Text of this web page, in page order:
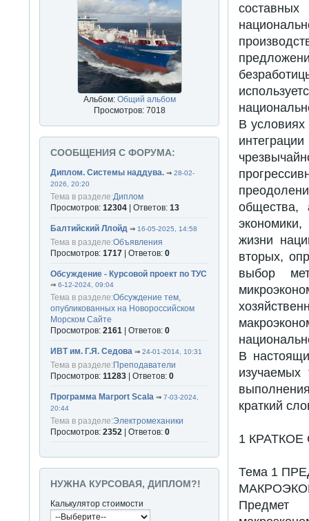
В
общества,
экономики,
жизни
вторых,
выбор
В
краткий
1
Тема 1
Альбом: Общий альбом
Просмотров: 7018
СООБЩЕНИЯ С ФОРУМА:
Диплом. Системы наддува. ⇒28-02-
2026, 20:20
Тема в разделе:Диплом
Просмотров:12304 | Ответов:13
Балтийский Ллойд ⇒16-05-2025, 14:58
Тема в разделе:Объявления
Просмотров:1717 | Ответов:0
Обсуждение - Курсовой проект по ТУС
⇒6-12-2024, 09:04
Тема в разделе:Обсуждение тем,
опубликованных на Новороссийском
Морском Сайте
Просмотров:2161 | Ответов:0
ИВТ им. Г.Я. Седова ⇒24-01-2014, 10:31
Тема в разделе:Преподаватели
Просмотров:11283 | Ответов:0
Программа Marport Scala ⇒7-03-2024,
20:44
Тема в разделе:Электромеханики
Просмотров:2352 | Ответов:0
НУЖНА КУРСОВАЯ, ДИПЛОМ?!
Калькулятор стоимости